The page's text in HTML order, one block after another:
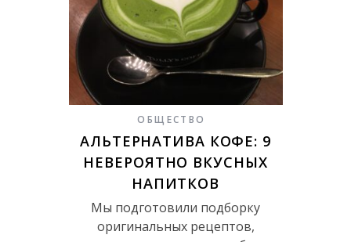
ОБЩЕСТВО
АЛЬТЕРНАТИВА КОФЕ: 9
НЕВЕРОЯТНО ВКУСНЫХ
НАПИТКОВ
Мы подготовили подборку
оригинальных рецептов,